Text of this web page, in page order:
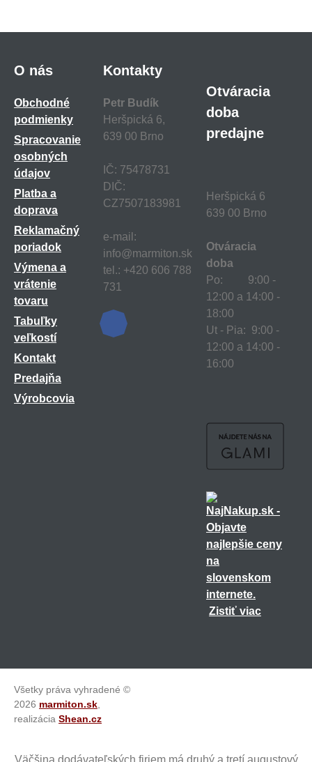
O nás
Obchodné
podmienky
Spracovanie
osobných
údajov
Platba a
doprava
Reklamačný
poriadok
Výmena a
vrátenie
tovaru
Tabuľky
veľkostí
Kontakt
Predajňa
Výrobcovia
Kontakty
Petr Budík
Heršpická 6,
639 00 Brno
IČ: 75478731
DIČ:
CZ7507183981
e-mail:
info@marmiton.sk
tel.: +420 606 788
731
Otváracia
doba
predajne
Heršpická 6
639 00 Brno
Otváracia
doba
Po: 9:00 -
12:00 a 14:00 -
18:00
Ut - Pia: 9:00 -
12:00 a 14:00 -
16:00
Zistiť viac
Všetky práva vyhradené ©
2026 marmiton.sk
realizácia Shean.cz
Väčšina dodávateľských firiem má druhý a tretí augustový